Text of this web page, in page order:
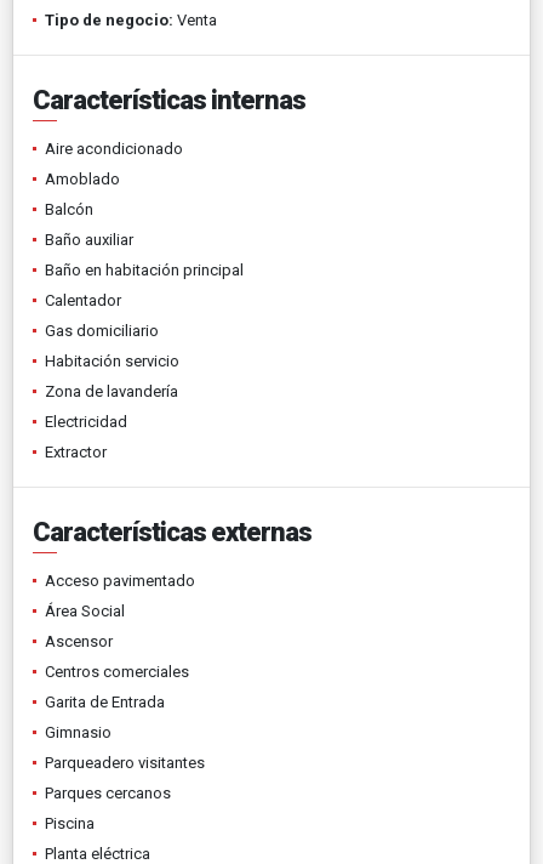
Tipo de negocio: Venta
Características internas
Aire acondicionado
Amoblado
Balcón
Baño auxiliar
Baño en habitación principal
Calentador
Gas domiciliario
Habitación servicio
Zona de lavandería
Electricidad
Extractor
Características externas
Acceso pavimentado
Área Social
Ascensor
Centros comerciales
Garita de Entrada
Gimnasio
Parqueadero visitantes
Parques cercanos
Piscina
Planta eléctrica